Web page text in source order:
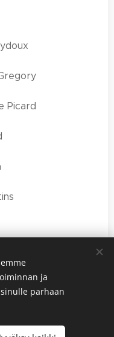
Picard
ja
parhaan